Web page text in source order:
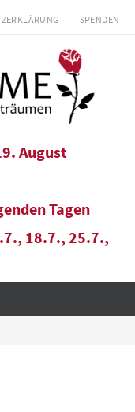
SPENDEN
August
Tagen
18.7., 25.7.,